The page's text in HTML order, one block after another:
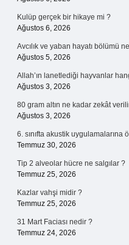
Kulüp gerçek bir hikaye mi ?
Ağustos 6, 2026
Avcılık ve yaban hayatı bölümü
Ağustos 5, 2026
Allah’ın lanetlediği hayvanlar
Ağustos 3, 2026
80 gram altın ne kadar zekât
Ağustos 3, 2026
6. sınıfta akustik uygulamalarına
Temmuz 30, 2026
Tip 2 alveolar hücre ne salgılar ?
Temmuz 25, 2026
Kazlar vahşi midir ?
Temmuz 25, 2026
31 Mart Faciası nedir ?
Temmuz 24, 2026